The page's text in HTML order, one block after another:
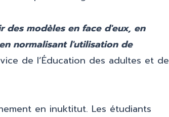
des modèles en face d'eux, en
normalisant l'utilisation de
de l’Éducation des adultes et de
en inuktitut. Les étudiants